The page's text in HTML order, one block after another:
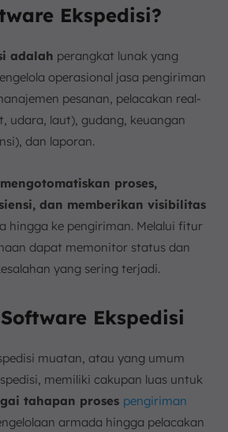
Ekspedisi?
adalah perangkat lunak yang
operasional jasa pengiriman
pesanan, pelacakan real-
udara, laut), gudang, keuangan
dan laporan.
mengotomatiskan proses,
dan memberikan visibilitas
hingga ke pengiriman. Melalui fitur
dapat memonitor status dan
yang sering terjadi.
Ekspedisi
muatan, atau yang umum
memiliki cakupan luas untuk
tahapan proses pengiriman
armada hingga pelacakan